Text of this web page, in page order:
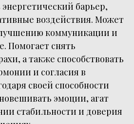
энергетический барьер,
воздействия. Может
коммуникации и
Помогает снять
а также способствовать
и согласия в
своей способности
эмоции, агат
стабильности и доверия